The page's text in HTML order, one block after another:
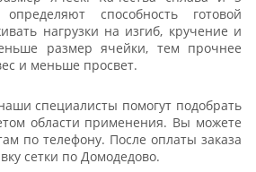
способность готовой
нагрузки на изгиб, кручение и
размер ячейки, тем прочнее
и меньше просвет.
специалисты помогут подобрать
области применения. Вы можете
по телефону. После оплаты заказа
сетки по Домодедово.